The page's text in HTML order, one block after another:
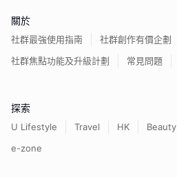
關於
社群最強使用指南
社群創作有價企劃
社群焦點功能及升級計劃
常見問題
探索
U Lifestyle Travel HK Beauty
e-zone